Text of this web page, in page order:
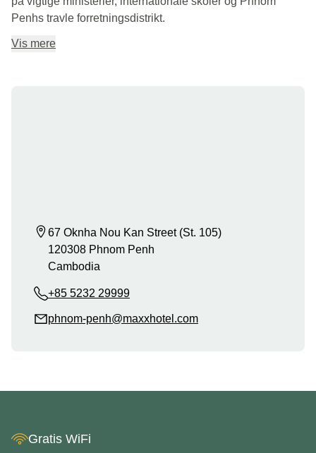
Penhs travle forretningsdistrikt.
Vis mere
67 Oknha Nou Kan Street (St. 105)
120308 Phnom Penh
Cambodia
+85 5232 29999
phnom-penh@maxxhotel.com
Gratis WiFi